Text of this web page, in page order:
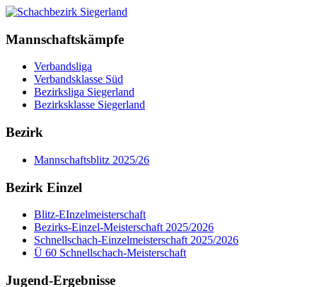
Mannschaftskämpfe
Verbandsliga
Verbandsklasse Süd
Bezirksliga Siegerland
Bezirksklasse Siegerland
Bezirk
Mannschaftsblitz 2025/26
Bezirk Einzel
Blitz-EInzelmeisterschaft
Bezirks-Einzel-Meisterschaft 2025/2026
Schnellschach-Einzelmeisterschaft 2025/2026
Ü 60 Schnellschach-Meisterschaft
Jugend-Ergebnisse